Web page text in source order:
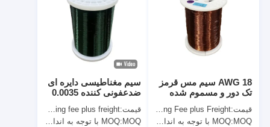
نمایش VR
درباره ما
کنترل کیفیت
سیم مغناطیسی دایره ای
ضدعفونی کننده 0.0035
چرخاندن ترانسفورم
قیمت:Copper price plus processing fee plus freight
MOQ: MOQ با توجه به اندازه مشخصات متفاوت است
18 AWG سیم مس قرمز
تک دور و مسموم شده
و خم ترانسفورم
قیمت:Copper Price plus Processing Fee plus Freight
MOQ: MOQ با توجه به اندازه مشخصات متفاوت است